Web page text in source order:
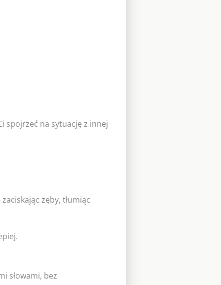
spojrzeć na sytuację z innej
zęby, tłumiąc
słowami, bez